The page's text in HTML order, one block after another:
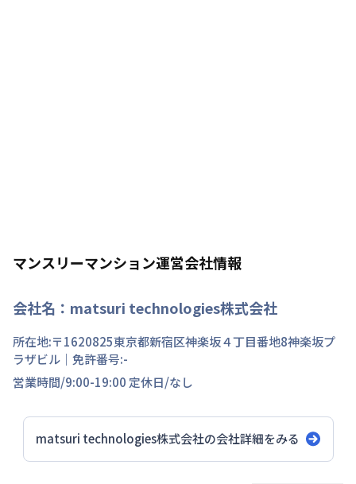
マンスリーマンション運営会社情報
会社名： matsuri technologies株式会社
所在地:〒1620825東京都新宿区神楽坂４丁目番地8神楽坂プ
ラザビル ｜免許番号:-
営業時間/9:00-19:00 定休日/なし
matsuri technologies株式会社の会社詳細をみる